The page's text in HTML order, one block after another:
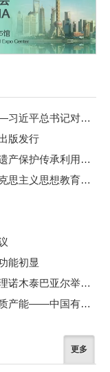
让中朝传统友谊之树更加根深叶茂——习近平总书记对朝鲜进行国事访问纪实
版发行
在习近平文化思想引领下文化和自然遗产保护传承利用工作开创新局面
伟大征程丨延安整风：一次深刻的马克思主义思想教育运动
能初显
中铝集团董事长段向东与蒙古国副总理诺木泰巴亚尔举行会谈
锻造无愧时代无愧使命的世界一流新质产能——中国有色金属工业的战略应对与破局之道（二）
更多